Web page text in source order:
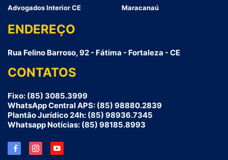
Advogados Interior CE
Maracanaú
ENDEREÇO
Rua Felino Barroso, 92 - Fátima - Fortaleza - CE
CONTATOS
Fixo: (85) 3085.3999
WhatsApp Central APS: (85) 98880.2839
Plantão Jurídico 24h: (85) 98936.7345
Whatsapp Notícias: (85) 98185.8993